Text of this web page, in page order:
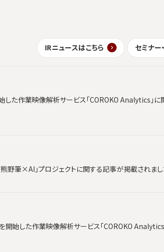
IRニュースはこちら セミナー
した作業映像解析サービス「COROKO Analytics」
野筆×AI」プロジェクトに関する記事が掲載されま
開始した作業映像解析サービス「COROKO